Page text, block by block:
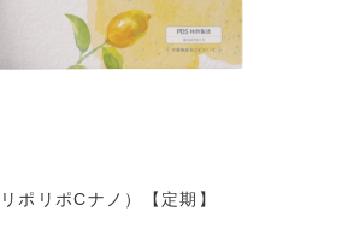
ポリポCナノ）【定期】